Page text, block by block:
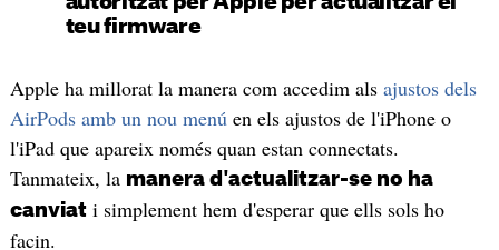
teu firmware
Apple ha millorat la manera com accedim als ajustos dels
AirPods amb un nou menú en els ajustos de l'iPhone o
l'iPad que apareix només quan estan connectats.
Tanmateix, la manera d'actualitzar-se no ha
canviati simplement hem d'esperar que ells sols ho
facin.